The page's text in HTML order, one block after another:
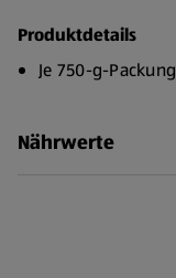
Produktdetails
Je 750-g-Packung
Nährwerte